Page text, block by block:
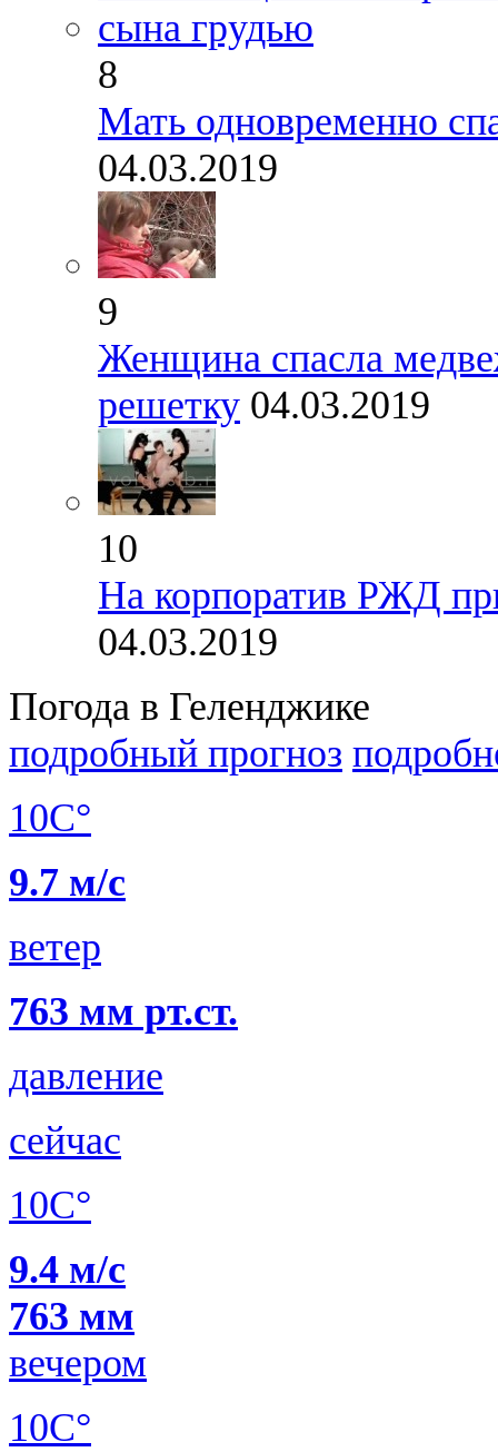
8
Мать одновременно
04.03.2019
9
Женщина спасла
решетку 04.03.2019
10
На корпоратив РЖД
04.03.2019
Погода в Геленджике
подробный прогноз
10C°
9.7 м/с
ветер
763 мм рт.ст.
давление
сейчас
10C°
9.4 м/с
763 мм
вечером
10C°